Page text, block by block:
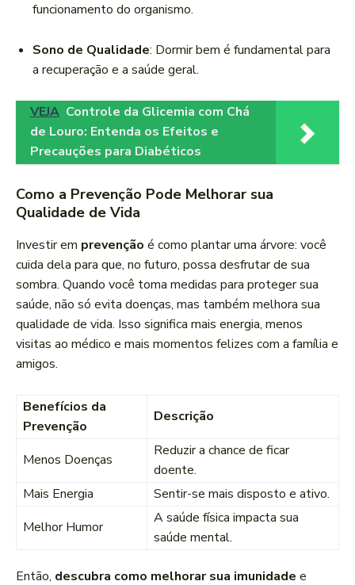
funcionamento do organismo.
Sono de Qualidade: Dormir bem é fundamental para
a recuperação e a saúde geral.
VEJA Controle da Glicemia com Chá
de Louro: Entenda os Efeitos e
Precauções para Diabéticos
Como a Prevenção Pode Melhorar sua
Qualidade de Vida
Investir em prevenção é como plantar uma árvore: você
cuida dela para que, no futuro, possa desfrutar de sua
sombra. Quando você toma medidas para proteger sua
saúde, não só evita doenças, mas também melhora sua
qualidade de vida. Isso significa mais energia, menos
visitas ao médico e mais momentos felizes com a família e
amigos.
Benefícios da
Prevenção
Descrição
Menos Doenças
Reduzir a chance de ficar
doente.
Mais Energia
Sentir-se mais disposto e ativo.
Melhor Humor
A saúde física impacta sua
saúde mental.
Então, descubra como melhorar sua imunidade e